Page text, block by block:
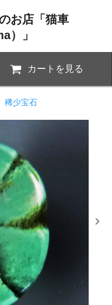
お店「猫車
）」
カートを見る
稀少宝石